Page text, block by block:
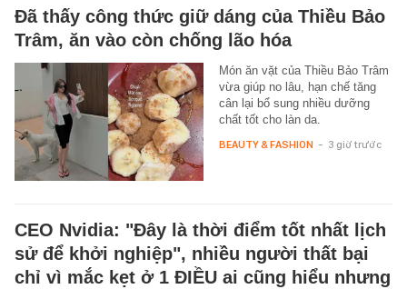
Đã thấy công thức giữ dáng của Thiều Bảo
Trâm, ăn vào còn chống lão hóa
Món ăn vặt của Thiều Bảo Trâm
vừa giúp no lâu, hạn chế tăng
cân lại bổ sung nhiều dưỡng
chất tốt cho làn da.
BEAUTY & FASHION - 3 giờ trước
CEO Nvidia: "Đây là thời điểm tốt nhất lịch
sử để khởi nghiệp", nhiều người thất bại
chỉ vì mắc kẹt ở 1 ĐIỀU ai cũng hiểu nhưng